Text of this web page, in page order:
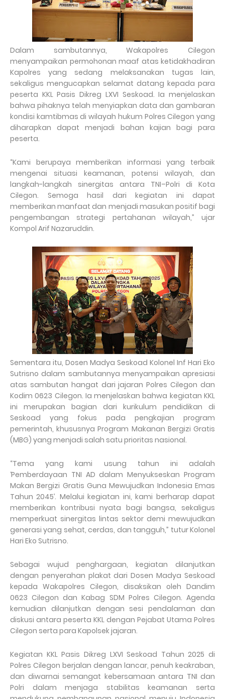
Dalam sambutannya, Wakapolres Cilegon
menyampaikan permohonan maaf atas ketidakhadiran
Kapolres yang sedang melaksanakan tugas lain,
sekaligus mengucapkan selamat datang kepada para
peserta KKL Pasis Dikreg LXVI Seskoad. Ia menjelaskan
bahwa pihaknya telah menyiapkan data dan gambaran
kondisi kamtibmas di wilayah hukum Polres Cilegon yang
diharapkan dapat menjadi bahan kajian bagi para
peserta.
“Kami berupaya memberikan informasi yang terbaik
mengenai situasi keamanan, potensi wilayah, dan
langkah-langkah sinergitas antara TNI–Polri di Kota
Cilegon. Semoga hasil dari kegiatan ini dapat
memberikan manfaat dan menjadi masukan positif bagi
pengembangan strategi pertahanan wilayah,” ujar
Kompol Arif Nazaruddin.
Sementara itu, Dosen Madya Seskoad Kolonel Inf Hari Eko
Sutrisno dalam sambutannya menyampaikan apresiasi
atas sambutan hangat dari jajaran Polres Cilegon dan
Kodim 0623 Cilegon. Ia menjelaskan bahwa kegiatan KKL
ini merupakan bagian dari kurikulum pendidikan di
Seskoad yang fokus pada pengkajian program
pemerintah, khususnya Program Makanan Bergizi Gratis
(MBG) yang menjadi salah satu prioritas nasional.
“Tema yang kami usung tahun ini adalah
‘Pemberdayaan TNI AD dalam Menyukseskan Program
Makan Bergizi Gratis Guna Mewujudkan Indonesia Emas
Tahun 2045’. Melalui kegiatan ini, kami berharap dapat
memberikan kontribusi nyata bagi bangsa, sekaligus
memperkuat sinergitas lintas sektor demi mewujudkan
generasi yang sehat, cerdas, dan tangguh,” tutur Kolonel
Hari Eko Sutrisno.
Sebagai wujud penghargaan, kegiatan dilanjutkan
dengan penyerahan plakat dari Dosen Madya Seskoad
kepada Wakapolres Cilegon, disaksikan oleh Dandim
0623 Cilegon dan Kabag SDM Polres Cilegon. Agenda
kemudian dilanjutkan dengan sesi pendalaman dan
diskusi antara peserta KKL dengan Pejabat Utama Polres
Cilegon serta para Kapolsek jajaran.
Kegiatan KKL Pasis Dikreg LXVI Seskoad Tahun 2025 di
Polres Cilegon berjalan dengan lancar, penuh keakraban,
dan diwarnai semangat kebersamaan antara TNI dan
Polri dalam menjaga stabilitas keamanan serta